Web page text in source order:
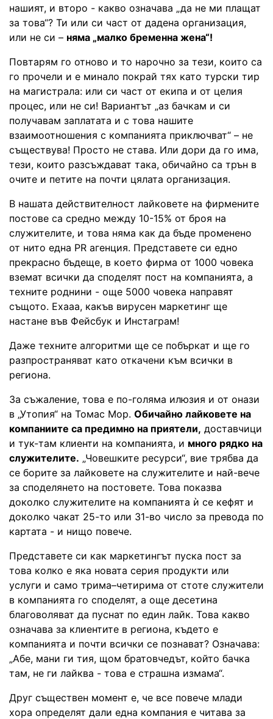
нашият, и второ - какво означава „да не ми плащат
за това“? Ти или си част от дадена организация,
или не си – няма „малко бременна жена“!
Повтарям го отново и то нарочно за тези, които са
го прочели и е минало покрай тях като турски тир
на магистрала: или си част от екипа и от целия
процес, или не си! Вариантът „аз бачкам и си
получавам заплатата и с това нашите
взаимоотношения с компанията приключват“ – не
съществува! Просто не става. Или дори да го има,
тези, които разсъждават така, обичайно са трън в
очите и петите на почти цялата организация.
В нашата действителност лайковете на фирмените
постове са средно между 10-15% от броя на
служителите, и това няма как да бъде променено
от нито една PR агенция. Представете си едно
прекрасно бъдеще, в което фирма от 1000 човека
вземат всички да споделят пост на компанията, а
техните роднини - още 5000 човека направят
същото. Ехааа, какъв вирусен маркетинг ще
настане във Фейсбук и Инстаграм!
Даже техните алгоритми ще се побъркат и ще го
разпространяват като откачени към всички в
региона.
За съжаление, това е по-голяма илюзия и от онази
в „Утопия“ на Томас Мор. Обичайно лайковете на
компаниите са предимно на приятели, доставчици
и тук-там клиенти на компанията, и много рядко на
служителите. „Човешките ресурси“, вие трябва да
се борите за лайковете на служителите и най-вече
за споделянето на постовете. Това показва
доколко служителите на компанията ѝ се кефят и
доколко чакат 25-то или 31-во число за превода по
картата - и нищо повече.
Представете си как маркетингът пуска пост за
това колко е яка новата серия продукти или
услуги и само трима–четирима от стоте служители
в компанията го споделят, а още десетина
благоволяват да пуснат по един лайк. Това какво
означава за клиентите в региона, където е
компанията и почти всички се познават? Означава:
„Абе, мани ги тия, щом братовчедът, който бачка
там, не ги лайква - това е страшна измама“.
Друг съществен момент е, че все повече млади
хора определят дали една компания е читава за